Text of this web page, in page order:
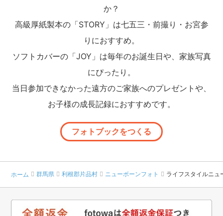
か？
高級厚紙製本の「STORY」は七五三・前撮り・お宮参
りにおすすめ。
ソフトカバーの「JOY」は毎年のお誕生日や、家族写真
にぴったり。
当日参加できなかった遠方のご家族へのプレゼントや、
お子様の成長記録におすすめです。
フォトブックをつくる
ホーム 群馬県 利根郡片品村 ニューボーンフォト ライフスタイルニュ